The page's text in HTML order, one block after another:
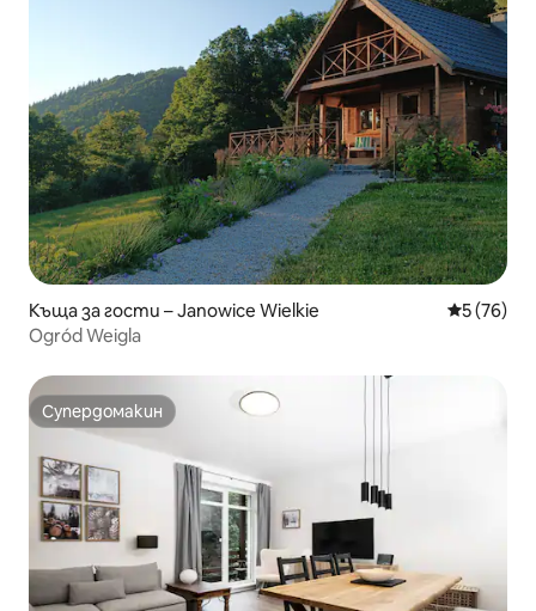
Къща за гости – Janowice Wielkie Средна
5 (76)
Ogród Weigla
Супердомакин
Супердомакин